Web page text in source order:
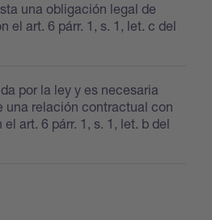
una obligación legal de
el art. 6 párr. 1, s. 1, let. c del
por la ley y es necesaria
una relación contractual con
art. 6 párr. 1, s. 1, let. b del